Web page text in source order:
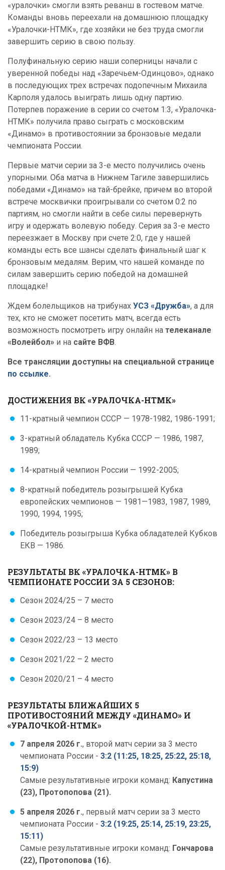
«уралочки» смогли взять реванш в гостевом матче.
Команды вновь переехали на домашнюю площадку
«Уралочки-НТМК», где хозяйки не без труда смогли
завершить серию в свою пользу.
Полуфинальную серию наши соперницы начали с
уверенной победы над «Заречьем-Одинцово», однако
в последующих трех встречах подопечным Михаила
Карполя удалось выиграть лишь одну партию.
Потерпев поражение в серии со счетом 1:3, «Уралочка-
НТМК» получила право сыграть с московским
«Динамо» в противостоянии за бронзовые медали
чемпионата России.
Первые матчи серии за 3-е место получились очень
упорными. Оба матча в Нижнем Тагиле завершились
победами «Динамо» на тай-брейке, причем во второй
встрече москвички проигрывали со счетом 0:2 по
партиям, но смогли найти в себе силы перевернуть
игру и одержать волевую победу. Серия за 3-е место
переезжает в Москву при счете 2:0, где у нашей
команды есть все шансы сделать финальный шаг к
бронзовым медалям. Верим, что нашей команде по
силам завершить серию победой на домашней
площадке!
Ждем болельщиков на трибунах УСЗ «Дружба», а для
тех, кто не сможет посетить матч, всегда есть
возможность посмотреть игру онлайн на телеканале
«Волейбол» и на сайте ВФВ.
Все трансляции доступны на специальной странице
по ссылке.
ДОСТИЖЕНИЯ ВК «УРАЛОЧКА-НТМК»
11-кратный чемпион СССР — 1978-1982, 1986-1991;
3-кратный обладатель Кубка СССР — 1986, 1987,
1989;
14-кратный чемпион России — 1992-2005;
8-кратный победитель розыгрышей Кубка
европейских чемпионов — 1981—1983, 1987, 1989,
1990, 1994, 1995;
Победитель розыгрыша Кубка обладателей Кубков
ЕКВ — 1986.
РЕЗУЛЬТАТЫ ВК «УРАЛОЧКА-НТМК» В
ЧЕМПИОНАТЕ РОССИИ ЗА 5 СЕЗОНОВ:
Сезон 2024/25 – 7 место
Сезон 2023/24 – 8 место
Сезон 2022/23 – 13 место
Сезон 2021/22 – 2 место
Сезон 2020/21 – 4 место
РЕЗУЛЬТАТЫ БЛИЖАЙШИХ 5
ПРОТИВОСТОЯНИЙ МЕЖДУ «ДИНАМО» И
«УРАЛОЧКОЙ-НТМК»
7 апреля 2026 г., второй матч серии за 3 место
чемпионата России - 3:2 (11:25, 18:25, 25:22, 25:18,
15:9)
Самые результативные игроки команд: Капустина
(23), Протопопова (21).
5 апреля 2026 г., первый матч серии за 3 место
чемпионата России - 3:2 (19:25, 25:14, 25:19, 23:25,
15:11)
Самые результативные игроки команд: Гончарова
(22), Протопопова (16).